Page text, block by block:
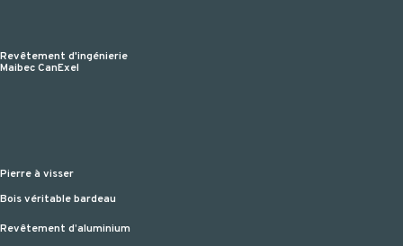
Revêtement d'ingénierie
Maibec CanExel
Pierre à visser
Bois véritable bardeau
Revêtement d’aluminium